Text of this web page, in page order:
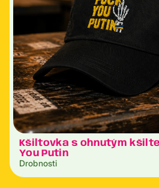
Kšiltovka s ohnutým
You Putin
Drobnosti